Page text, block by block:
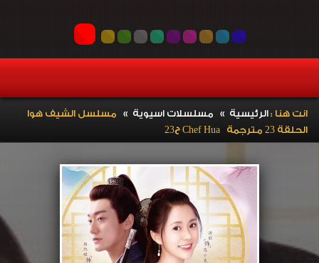
انت هنا :الرئيسية » مسلسلات اسيوية » مسلسل الشيف هوا
الحلقة 23 مترجمة Chef Hua ح23